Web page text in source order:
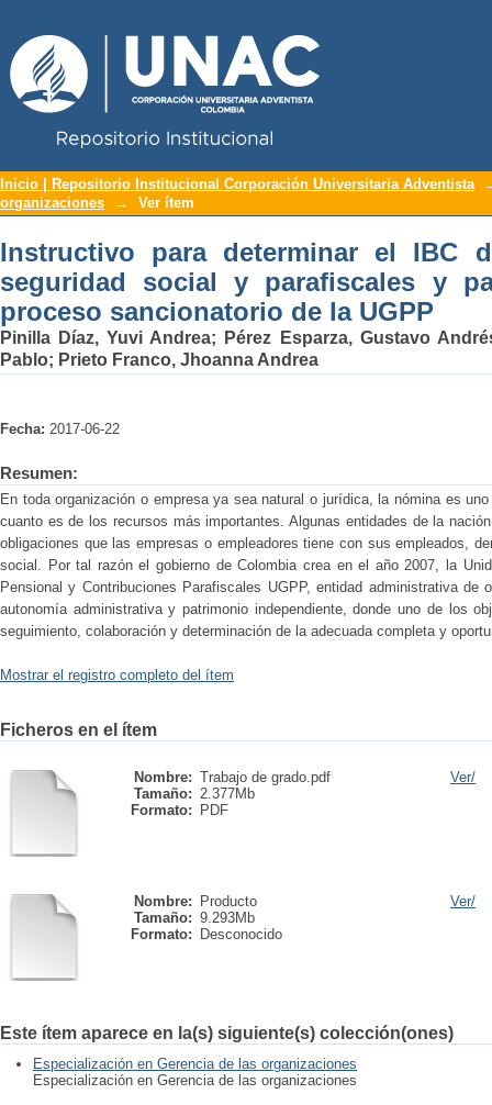
Instructivo para determinar el
parafiscales y pautas generales del
Inicio | Repositorio Institucional Corporación Universitaria Adventista
organizaciones
→ Ver ítem
Instructivo para determinar el IBC
seguridad social y parafiscales y
proceso sancionatorio de la UGPP
Pinilla Díaz, Yuvi Andrea;
Pérez Esparza, Gustavo
Pablo; Prieto Franco, Jhoanna Andrea
Fecha: 2017-06-22
Resumen:
En toda organización o empresa ya sea natural o jurídica, la nómina es
cuanto es de los recursos más importantes. Algunas entidades de la
obligaciones que las empresas o empleadores tiene con sus empleados,
social. Por tal razón el gobierno de Colombia crea en el año 2007, la
Pensional y Contribuciones Parafiscales UGPP, entidad administrativa de
autonomía administrativa y patrimonio independiente, donde uno de los
seguimiento, colaboración y determinación de la adecuada completa y
Mostrar el registro completo del ítem
Ficheros en el ítem
Nombre: Trabajo de grado.pdf
Tamaño: 2.377Mb
Formato:
PDF
Ver/
Nombre:
Producto
Tamaño: 9.293Mb
Formato:
Desconocido
Ver/
Este ítem aparece en la(s) siguiente(s) colección(ones)
Especialización en Gerencia de las organizaciones
Especialización en Gerencia de las organizaciones